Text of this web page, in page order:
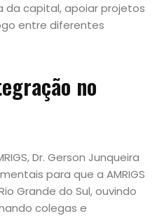
da capital, apoiar projetos
entre diferentes
no
Dr. Gerson Junqueira
para que a AMRIGS
Grande do Sul, ouvindo
colegas e